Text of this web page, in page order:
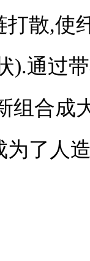
打散,使
).通过
组合成
了人